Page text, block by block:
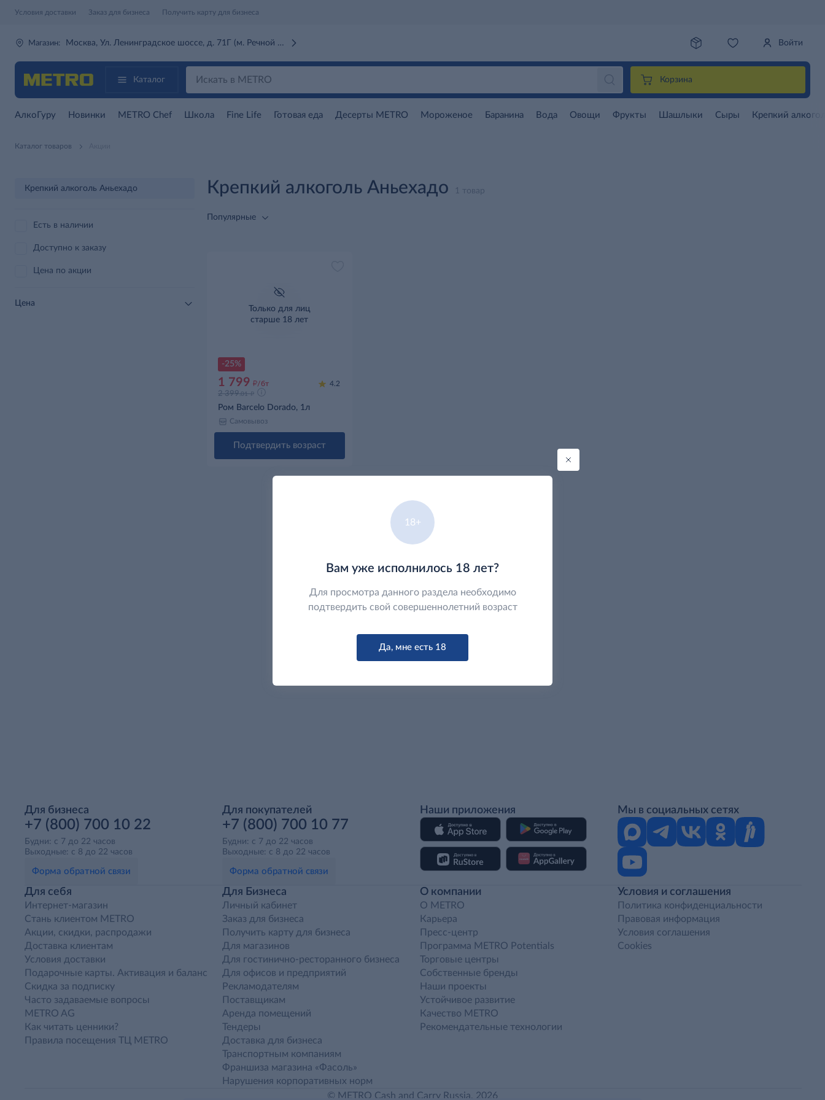
Условия доставки Заказ для бизнеса Получить карту для бизнеса
Магазин: Москва, Ул. Ленинградское шоссе, д. 71Г (м. Речной вокзал) Войти
Каталог Корзина
АлкоГуру Новинки METRO Chef Школа Fine Life Готовая еда Десерты METRO Мороженое Баранина Вода Овощи Фрукты Шашлыки Сыры Крепкий
Каталог товаров
Крепкий алкоголь Аньехадо
Есть в наличии
Доступно к заказу
Цена по акции
Цена
Крепкий алкоголь Аньехадо 1 товар
Популярные
Нет фото
-25%
Только для лиц
старше 18 лет
1 799 д/бт
2 399.01 д
4.2
Ром Barcelo Dorado, 1л
Самовывоз
Подтвердить возраст
Для бизнеса
+7 (800) 700 10 22
Будни: с 7 до 22 часов
Выходные: с 8 до 22 часов
Форма обратной связи
Для покупателей
+7 (800) 700 10 77
Будни: с 7 до 22 часов
Выходные: с 8 до 22 часов
Форма обратной связи
Наши приложения Мы в социальных сетях
Для себя
Интернет-магазин
Стань клиентом METRO
Акции, скидки, распродажи
Доставка клиентам
Условия доставки
Подарочные карты. Активация и баланс
Скидка за подписку
Часто задаваемые вопросы
METRO AG
Как читать ценники?
Правила посещения ТЦ METRO
Для Бизнеса
Личный кабинет
Заказ для бизнеса
Получить карту для бизнеса
Для магазинов
Для гостинично-ресторанного бизнеса
Для офисов и предприятий
Рекламодателям
Поставщикам
Аренда помещений
Тендеры
Доставка для бизнеса
Транспортным компаниям
Франшиза магазина «Фасоль»
Нарушения корпоративных норм
О компании
O METRO
Карьера
Пресс-центр
Программа METRO Potentials
Торговые центры
Собственные бренды
Наши проекты
Устойчивое развитие
Качество METRO
Рекомендательные технологии
Условия и соглашения
Политика конфиденциальности
Правовая информация
Условия соглашения
Cookies
© METRO Cash and Carry Russia, 2026
18+
Вам уже исполнилось 18 лет?
Для просмотра данного раздела необходимо
подтвердить свой совершеннолетний возраст
Да, мне есть 18